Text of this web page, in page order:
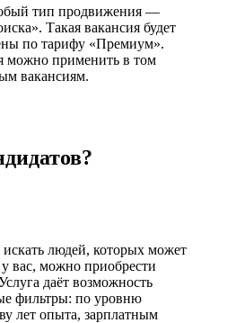
тип продвижения —
Такая вакансия будет
по тарифу «Премиум».
можно применить в том
вакансиям.
людей, которых может
у вас, можно приобрести
даёт возможность
фильтры: по уровню
лет опыта, зарплатным